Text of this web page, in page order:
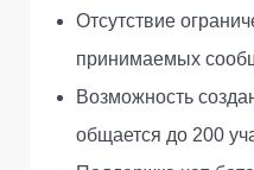
Отсутствие
принимаемых
Возможность
общается до 200